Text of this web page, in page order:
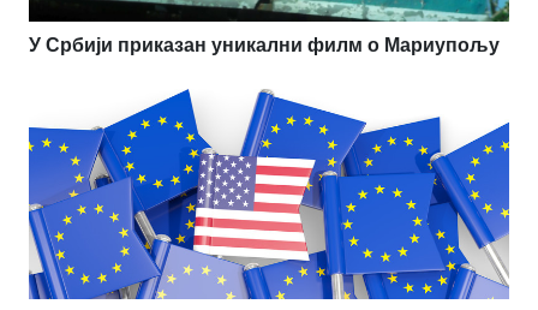
У Србији приказан уникални филм о Мариупољу